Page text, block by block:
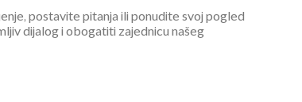
postavite pitanja ili ponudite svoj pogled
dijalog i obogatiti zajednicu našeg